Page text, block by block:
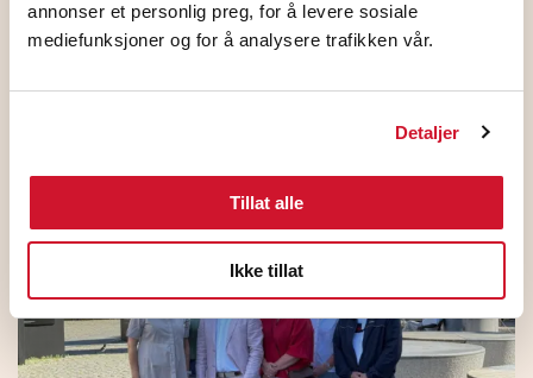
annonser et personlig preg, for å levere sosiale
mediefunksjoner og for å analysere trafikken vår.
Detaljer
Tillat alle
Ikke tillat
HKs medlemmer på NHO
Standardoverenskomsten stemte JA